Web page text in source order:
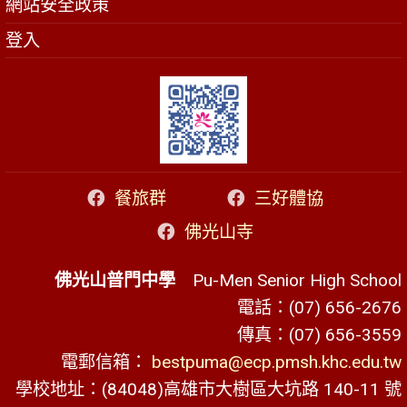
網站安全政策
登入
餐旅群
三好體協
佛光山寺
佛光山普門中學 Pu-Men Senior High School
電話：(07) 656-2676
傳真：(07) 656-3559
電郵信箱： bestpuma@ecp.pmsh.khc.edu.tw
學校地址：(84048)高雄市大樹區大坑路 140-11 號